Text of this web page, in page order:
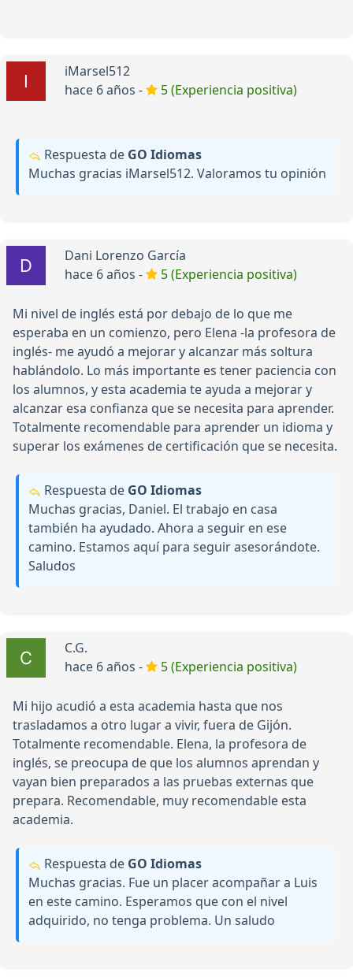
iMarsel512
hace 6 años -
5 (Experiencia positiva)
Respuesta de GO Idiomas
Muchas gracias iMarsel512. Valoramos tu opinión
Dani Lorenzo García
hace 6 años -
5 (Experiencia positiva)
Mi nivel de inglés está por debajo de lo que me
esperaba en un comienzo, pero Elena -la profesora de
inglés- me ayudó a mejorar y alcanzar más soltura
hablándolo. Lo más importante es tener paciencia con
los alumnos, y esta academia te ayuda a mejorar y
alcanzar esa confianza que se necesita para aprender.
Totalmente recomendable para aprender un idioma y
superar los exámenes de certificación que se necesita.
Respuesta de GO Idiomas
Muchas gracias, Daniel. El trabajo en casa
también ha ayudado. Ahora a seguir en ese
camino. Estamos aquí para seguir asesorándote.
Saludos
C.G.
hace 6 años -
5 (Experiencia positiva)
Mi hijo acudió a esta academia hasta que nos
trasladamos a otro lugar a vivir, fuera de Gijón.
Totalmente recomendable. Elena, la profesora de
inglés, se preocupa de que los alumnos aprendan y
vayan bien preparados a las pruebas externas que
prepara. Recomendable, muy recomendable esta
academia.
Respuesta de GO Idiomas
Muchas gracias. Fue un placer acompañar a Luis
en este camino. Esperamos que con el nivel
adquirido, no tenga problema. Un saludo